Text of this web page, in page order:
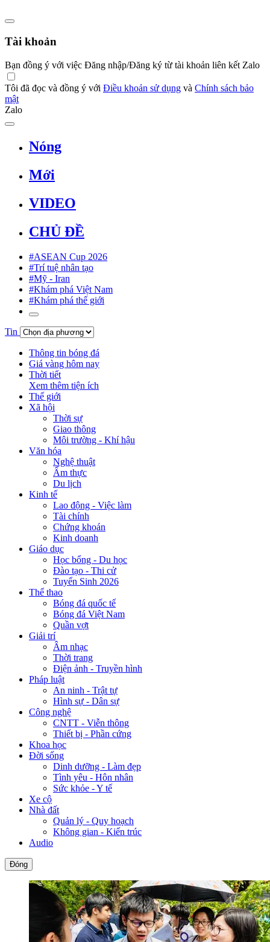
Tài khoản
Bạn đồng ý với việc Đăng nhập/Đăng ký từ tài khoản liên kết Zalo
Tôi đã đọc và đồng ý với Điều khoản sử dụng và Chính sách bảo
mật
Zalo
Nóng
Mới
VIDEO
CHỦ ĐỀ
#ASEAN Cup 2026
#Trí tuệ nhân tạo
#Mỹ - Iran
#Khám phá Việt Nam
#Khám phá thế giới
Tin
Thông tin bóng đá
Giá vàng hôm nay
Thời tiết
Xem thêm tiện ích
Thế giới
Xã hội
Thời sự
Giao thông
Môi trường - Khí hậu
Văn hóa
Nghệ thuật
Ẩm thực
Du lịch
Kinh tế
Lao động - Việc làm
Tài chính
Chứng khoán
Kinh doanh
Giáo dục
Học bổng - Du học
Đào tạo - Thi cử
Tuyển Sinh 2026
Thể thao
Bóng đá quốc tế
Bóng đá Việt Nam
Quần vợt
Giải trí
Âm nhạc
Thời trang
Điện ảnh - Truyền hình
Pháp luật
An ninh - Trật tự
Hình sự - Dân sự
Công nghệ
CNTT - Viễn thông
Thiết bị - Phần cứng
Khoa học
Đời sống
Dinh dưỡng - Làm đẹp
Tình yêu - Hôn nhân
Sức khỏe - Y tế
Xe cộ
Nhà đất
Quản lý - Quy hoạch
Không gian - Kiến trúc
Audio
Đóng